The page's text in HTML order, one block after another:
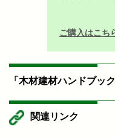
ご購入はこち
「木材建材ハンドブッ
関連リンク